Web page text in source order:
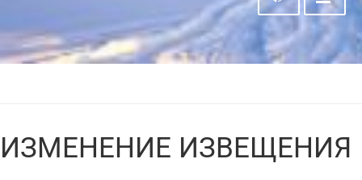
ИЗМЕНЕНИЕ ИЗВЕЩЕНИЯ